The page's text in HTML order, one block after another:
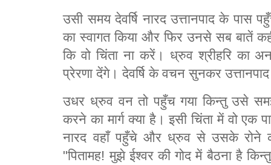
उसी समय देवर्षि नारद उत्तानपाद के पास
का स्वागत किया और फिर उनसे सब बातें
कि वो चिंता ना करें। ध्रुव श्रीहरि का
प्रेरणा देंगे। देवर्षि के वचन सुनकर
उधर ध्रुव वन तो पहुँच गया किन्तु उसे
करने का मार्ग क्या है। इसी चिंता में वो एक
नारद वहाँ पहुँचे और ध्रुव से उसके रोने
"पितामह! मुझे ईश्वर की गोद में बैठना है